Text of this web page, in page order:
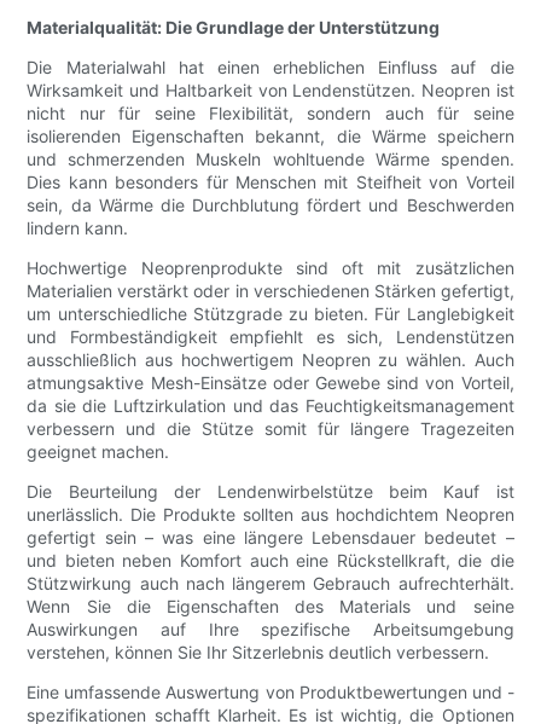
Materialqualität: Die Grundlage der Unterstützung
Die Materialwahl hat einen erheblichen Einfluss auf die
Wirksamkeit und Haltbarkeit von Lendenstützen. Neopren ist
nicht nur für seine Flexibilität, sondern auch für seine
isolierenden Eigenschaften bekannt, die Wärme speichern
und schmerzenden Muskeln wohltuende Wärme spenden.
Dies kann besonders für Menschen mit Steifheit von Vorteil
sein, da Wärme die Durchblutung fördert und Beschwerden
lindern kann.
Hochwertige Neoprenprodukte sind oft mit zusätzlichen
Materialien verstärkt oder in verschiedenen Stärken gefertigt,
um unterschiedliche Stützgrade zu bieten. Für Langlebigkeit
und Formbeständigkeit empfiehlt es sich, Lendenstützen
ausschließlich aus hochwertigem Neopren zu wählen. Auch
atmungsaktive Mesh-Einsätze oder Gewebe sind von Vorteil,
da sie die Luftzirkulation und das Feuchtigkeitsmanagement
verbessern und die Stütze somit für längere Tragezeiten
geeignet machen.
Die Beurteilung der Lendenwirbelstütze beim Kauf ist
unerlässlich. Die Produkte sollten aus hochdichtem Neopren
gefertigt sein – was eine längere Lebensdauer bedeutet –
und bieten neben Komfort auch eine Rückstellkraft, die die
Stützwirkung auch nach längerem Gebrauch aufrechterhält.
Wenn Sie die Eigenschaften des Materials und seine
Auswirkungen auf Ihre spezifische Arbeitsumgebung
verstehen, können Sie Ihr Sitzerlebnis deutlich verbessern.
Eine umfassende Auswertung von Produktbewertungen und -
spezifikationen schafft Klarheit. Es ist wichtig, die Optionen